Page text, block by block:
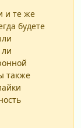
и те же
будете
также